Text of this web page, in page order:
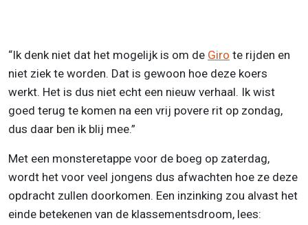
“Ik denk niet dat het mogelijk is om de Giro te rijden en
niet ziek te worden. Dat is gewoon hoe deze koers
werkt. Het is dus niet echt een nieuw verhaal. Ik wist
goed terug te komen na een vrij povere rit op zondag,
dus daar ben ik blij mee.”
Met een monsteretappe voor de boeg op zaterdag,
wordt het voor veel jongens dus afwachten hoe ze deze
opdracht zullen doorkomen. Een inzinking zou alvast het
einde betekenen van de klassementsdroom, lees: